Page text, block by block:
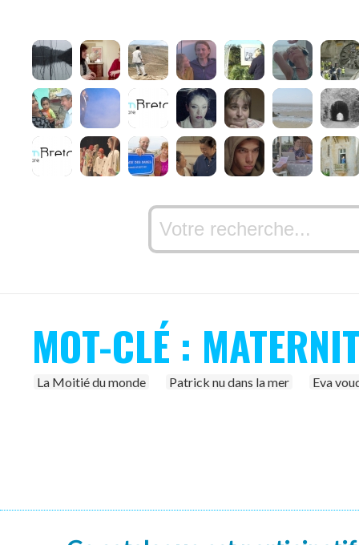
MOT-CLÉ :
La Moitié du monde Patrick nu dans la mer Eva